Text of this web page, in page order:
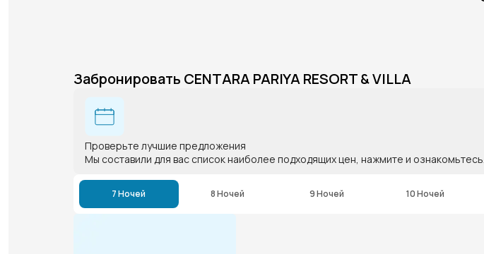
Забронировать CENTARA PARIYA RESORT & VILLA
Проверьте лучшие предложения
Мы составили для вас список наиболее подходящих цен, нажмите и ознакомьтесь.
7 Ночей 8 Ночей 9 Ночей 10 Ночей